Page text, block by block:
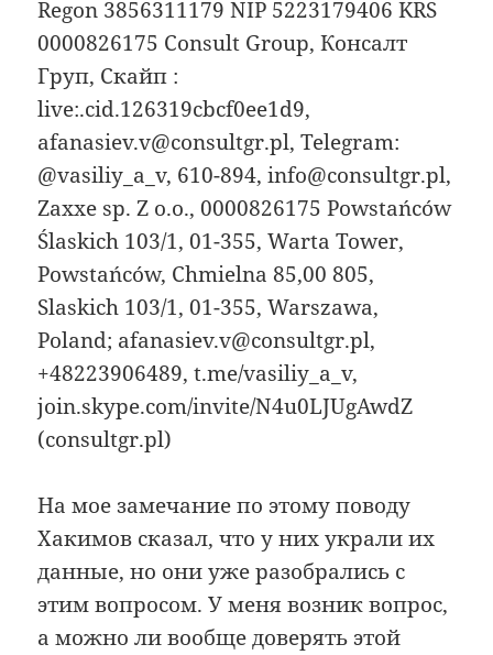
Regon 3856311179 NIP 5223179406 KRS
0000826175 Consult Group, Консалт
Груп, Скайп :
live:.cid.126319cbcf0ee1d9,
afanasiev.v@consultgr.pl, Telegram:
@vasiliy_a_v, 610-894, info@consultgr.pl,
Zaxxe sp. Z o.o., 0000826175 Powstańców
Ślaskich 103/1, 01-355, Warta Tower,
Powstańców, Chmielna 85,00 805,
Slaskich 103/1, 01-355, Warszawa,
Poland; afanasiev.v@consultgr.pl,
+48223906489, t.me/vasiliy_a_v,
join.skype.com/invite/N4u0LJUgAwdZ
(consultgr.pl)
На мое замечание по этому поводу
Хакимов сказал, что у них украли их
данные, но они уже разобрались с
этим вопросом. У меня возник вопрос,
а можно ли вообще доверять этой